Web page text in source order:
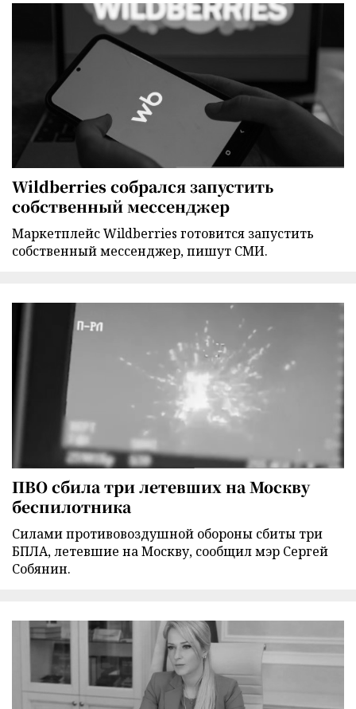
Wildberries собрался запустить
собственный мессенджер
Маркетплейс Wildberries готовится запустить
собственный мессенджер, пишут СМИ.
ПВО сбила три летевших на Москву
беспилотника
Силами противовоздушной обороны сбиты три
БПЛА, летевшие на Москву, сообщил мэр Сергей
Собянин.